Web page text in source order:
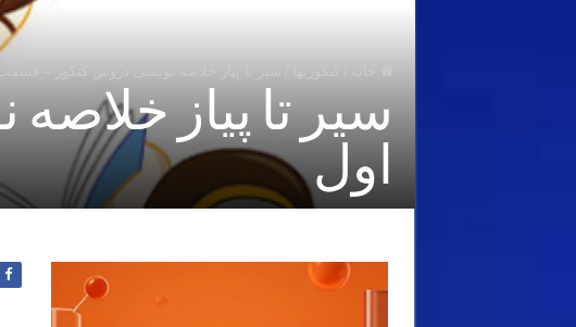
سیر تا پیاز خلاصه نویسی دروس کنکور –
سیر تا پیاز
اول